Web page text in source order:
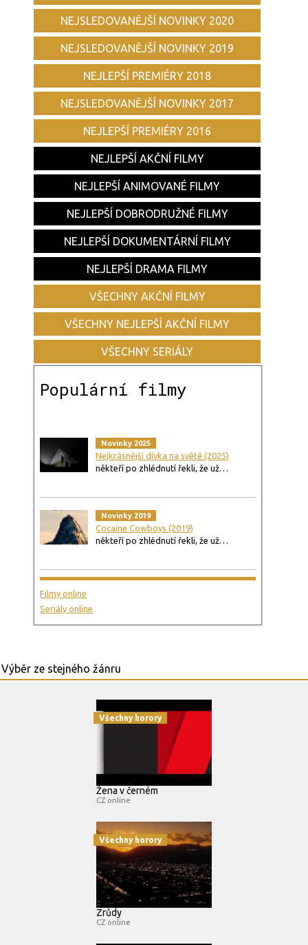
NEJSLEDOVANĚJŠÍ NOVINKY 2020
NEJSLEDOVANĚJŠÍ NOVINKY 2019
NEJLEPŠÍ PREMIÉRY 2018
NEJSLEDOVANĚJŠÍ NOVINKY 2017
NEJLEPŠÍ PREMIÉRY 2016
NEJLEPŠÍ AKČNÍ FILMY
NEJLEPŠÍ ANIMOVANÉ FILMY
NEJLEPŠÍ DOBRODRUŽNÉ FILMY
NEJLEPŠÍ DOKUMENTÁRNÍ FILMY
NEJLEPŠÍ DRAMA FILMY
VŠECHNY AKČNÍ FILMY
VŠECHNY NEJLEPŠÍ AKČNÍ FILMY
VŠECHNY SERIÁLY
Populární filmy
Novinky 2025
Nejkrásnější dívka na světě (2025)
někteří po zhlédnutí řekli, že už…
Novinky 2019
Cocaine Cowboys (2019)
někteří po zhlédnutí řekli, že už…
Filmy online
Seriály online
Všechny horory
Žena v černém
CZ online
Všechny horory
Zrůdy
CZ online